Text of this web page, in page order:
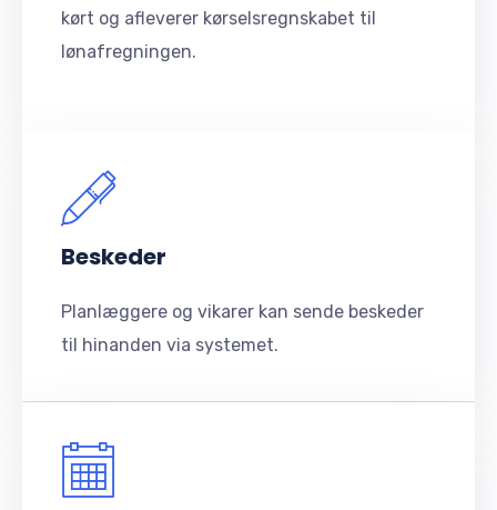
kørt og afleverer kørselsregnskabet til
lønafregningen.
Beskeder
Planlæggere og vikarer kan sende beskeder
til hinanden via systemet.